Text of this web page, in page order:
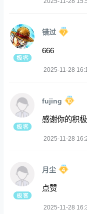
错过
666
2025-11-28
fujing
感谢你的积
2025-11-28
月尘
点赞
2025-11-28